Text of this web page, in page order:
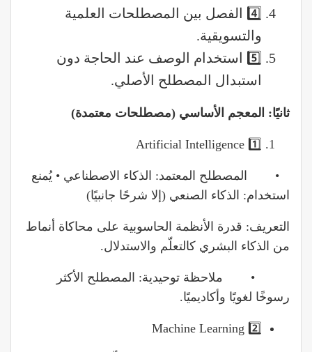
4️⃣ الفصل بين المصطلحات العلمية
والتسويقية.
5️⃣ استخدام الوصف عند الحاجة دون
استبدال المصطلح الأصلي.
ثانيًا: المعجم الأساسي (مصطلحات معتمدة)
1️⃣ Artificial Intelligence
• المصطلح المعتمد: الذكاء الاصطناعي • يُمنع
استخدام: الذكاء الصنعي (إلا شرحًا جانبيًا)
التعريف: قدرة الأنظمة الحاسوبية على محاكاة أنماط
من الذكاء البشري كالتعلّم والاستدلال.
• ملاحظة توحيدية: المصطلح الأكثر
رسوخًا لغويًا وأكاديميًا.
2️⃣ Machine Learning